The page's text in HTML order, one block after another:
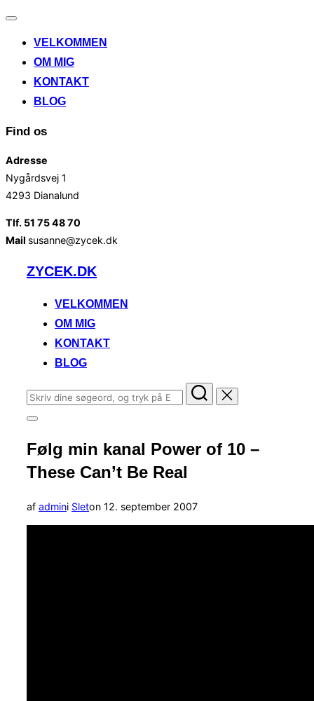
Slå
til/fraVELKOMMEN
OM MIG
KONTAKT
BLOG
Find os
Adresse
Nygårdsvej 1
4293 Dianalund
Tlf. 51 75 48 70
Mail susanne@zycek.dk
VidereZYCEK.DK
VELKOMMEN
OM MIG
KONTAKT
BLOG
Søg
efter:
Slå
i
sidekolonne
til/fra
Følg min kanal Power of 10 –
These Can’t Be Real
af admini Sleton Udgivet
d.
12. september 2007